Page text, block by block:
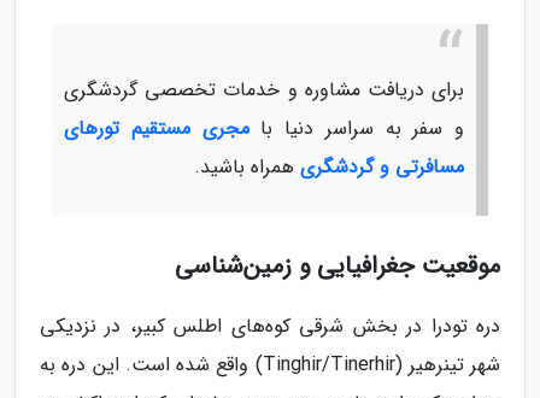
برای دریافت مشاوره و خدمات تخصصی گردشگری
و سفر به سراسر دنیا بامجری مستقیم تورهای
مسافرتی و گردشگری همراه باشید.
موقعیت جغرافیایی و زمین‌شناسی
دره تودرا در بخش شرقی کوه‌های اطلس کبیر، در نزدیکی
شهر تینرهیر (Tinghir/Tinerhir) واقع شده است. این دره به